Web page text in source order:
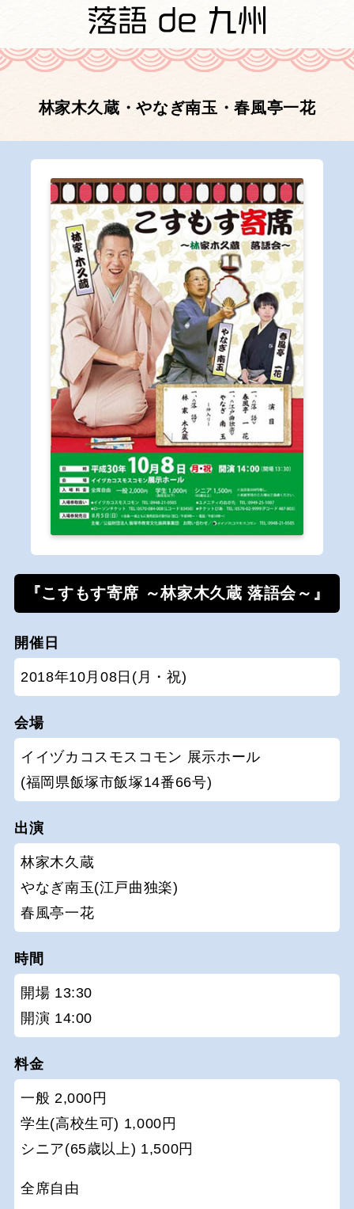
林家木久蔵・やなぎ南玉・春風亭一花
『こすもす寄席 ～林家木久蔵 落語会～』
開催日
2018年10月08日(月・祝)
会場
イイヅカコスモスコモン 展示ホール
(福岡県飯塚市飯塚14番66号)
出演
林家木久蔵
やなぎ南玉(江戸曲独楽)
春風亭一花
時間
開場 13:30
開演 14:00
料金
一般 2,000円
学生(高校生可) 1,000円
シニア(65歳以上) 1,500円
全席自由